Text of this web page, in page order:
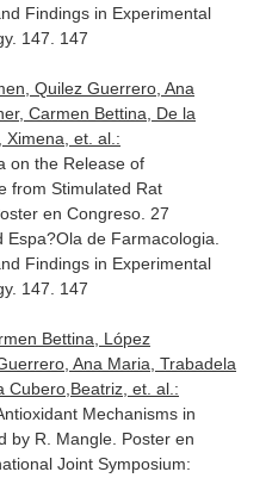
Findings in Experimental
147. 147
Quilez Guerrero, Ana
Carmen Bettina, De la
Ximena, et. al.:
on the Release of
from Stimulated Rat
en Congreso. 27
de Farmacologia.
Findings in Experimental
147. 147
Bettina, López
Ana Maria, Trabadela
Cubero,Beatriz, et. al.:
Mechanisms in
by R. Mangle. Poster en
Joint Symposium: